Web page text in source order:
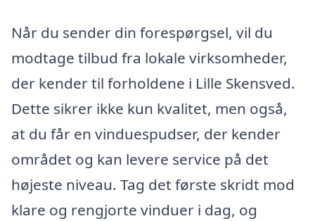
Når du sender din forespørgsel, vil du
modtage tilbud fra lokale virksomheder,
der kender til forholdene i Lille Skensved.
Dette sikrer ikke kun kvalitet, men også,
at du får en vinduespudser, der kender
området og kan levere service på det
højeste niveau. Tag det første skridt mod
klare og rengjorte vinduer i dag, og